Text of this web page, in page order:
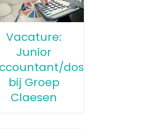
Vacature:
Junior
bij Groep
Claesen